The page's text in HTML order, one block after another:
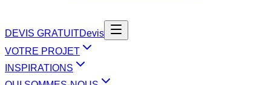
DEVIS GRATUITDevis
VOTRE PROJET
INSPIRATIONS